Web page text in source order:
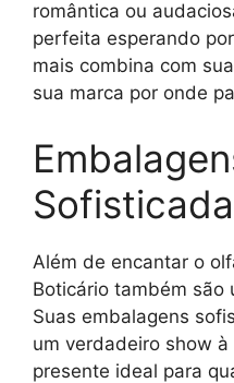
romântica ou
perfeita esperando
mais combina com
sua marca por onde
Além de encantar o
Boticário também são
Suas embalagens
um verdadeiro show
presente ideal para